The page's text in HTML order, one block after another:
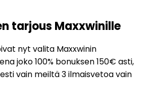
tarjous Maxxwinille
nyt valita Maxxwinin
joko 100% bonuksen 150€ asti,
vain meiltä 3 ilmaisvetoa vain